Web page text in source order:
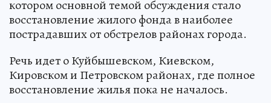
котором основной темой обсуждения стало
восстановление жилого фонда в наиболее
пострадавших от обстрелов районах города.
Речь идет о Куйбышевском, Киевском,
Кировском и Петровском районах, где полное
восстановление жилья пока не началось.